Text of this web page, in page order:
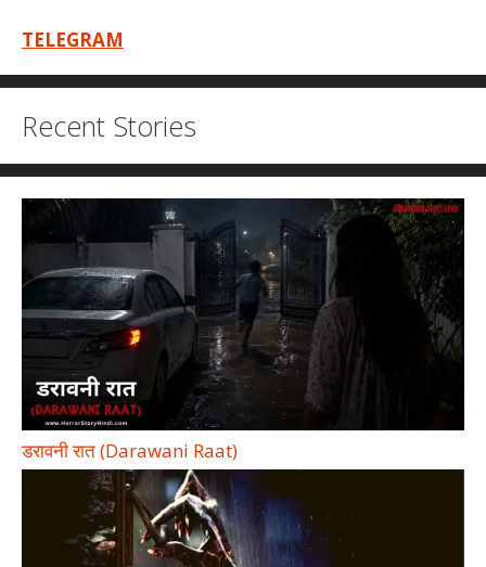
TELEGRAM
Recent Stories
डरावनी रात (Darawani Raat)